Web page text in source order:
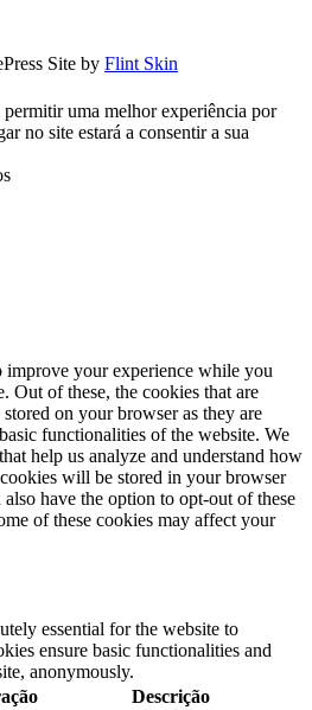
Site by Flint Skin
uma melhor experiência por
no site estará a consentir a sua
improve your experience while you
Out of these, the cookies that are
stored on your browser as they are
functionalities of the website. We
help us analyze and understand how
will be stored in your browser
have the option to opt-out of these
of these cookies may affect your
essential for the website to
ensure basic functionalities and
anonymously.
Descrição